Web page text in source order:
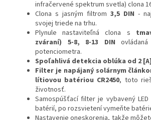
infračervené spektrum svetla) clona
Clona s jasným filtrom 3,5 DIN -
svojej triede na trhu.
Plynule nastaviteľná clona s
zváraní) 5-8, 8-13 DIN
potenciometra.
Spoľahlivá detekcia oblúka od 2 [A]
Filter je napájaný solárnym
lítiovou batériou CR2450, toto
životnosť.
Samospúšťací filter je vybavený
batérií, po rozsvietení vymeňte